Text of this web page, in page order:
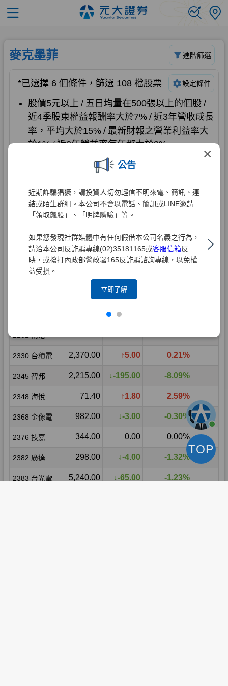
×
公告
近期詐騙猖獗，請投資人切勿輕信不明來電、簡訊、連
結或陌生群組。本公司不會以電話、簡訊或LINE邀請
「領取飆股」、「明牌體驗」等。
如果您發現社群媒體中有任何假借本公司名義之行為，
請洽本公司反詐騙專線(02)35181165或客服信箱反
映，或撥打內政部警政署165反詐騙諮詢專線，以免權
益受損。
立即了解
TOP